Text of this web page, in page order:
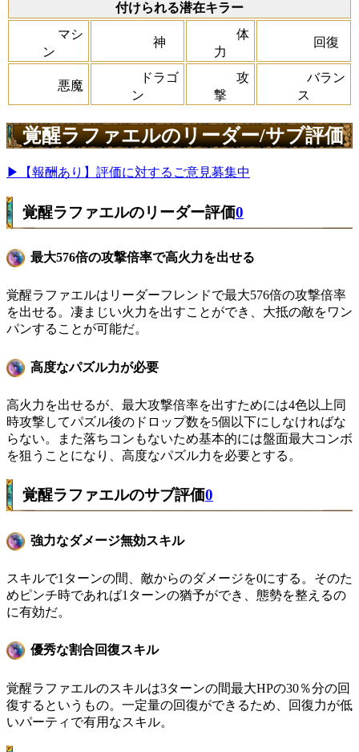
付けられる潜在キラー
マシ
ン
神
体
力
回復
悪魔
ドラゴ
ン
攻
撃
バラン
ス
覚醒ラファエルのリーダー/サブ評価
▶【報酬あり】評価に対するご意見募集中
覚醒ラファエルのリーダー評価0
最大576倍の攻撃倍率で高火力を出せる
覚醒ラファエルはリーダーフレンドで最大576倍の攻撃倍率
を出せる。凄まじい火力を出すことができ、大抵の敵をワン
パンすることが可能だ。
高度なパズル力が必要
高火力を出せるが、最大攻撃倍率を出すためには4色以上同
時攻撃してパズル後のドロップ数を5個以下にしなければな
らない。また落ちコンもないため基本的には盤面最大コンボ
を狙うことになり、高度なパズル力を必要とする。
覚醒ラファエルのサブ評価0
強力なダメージ無効スキル
スキルで1ターンの間、敵からのダメージを0にする。そのた
めピンチ時であれば1ターンの猶予ができ、態勢を整えるの
に有効だ。
優秀な割合回復スキル
覚醒ラファエルのスキルは3ターンの間最大HPの30％分の回
復するというもの。一定量の回復ができるため、回復力が低
いパーティで有用なスキル。